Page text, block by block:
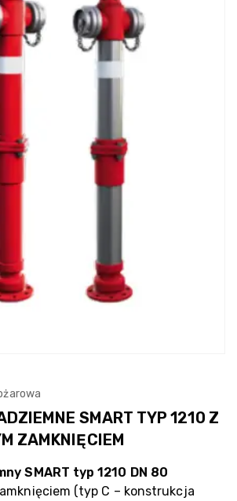
SMART TYP 1210 Z
ZAMKNIĘCIEM
SMART typ 1210 DN 80
(typ C – konstrukcja